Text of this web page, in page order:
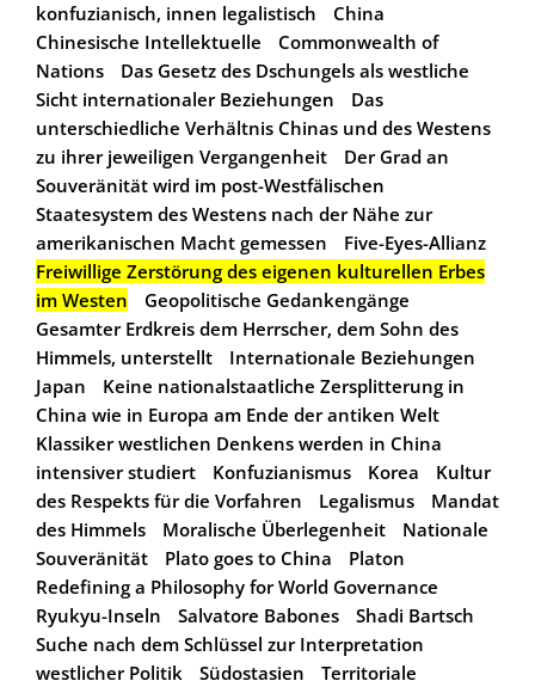
konfuzianisch, innen legalistisch
China
Chinesische Intellektuelle
Commonwealth of
Nations
Das Gesetz des Dschungels als westliche
Sicht internationaler Beziehungen
Das
unterschiedliche Verhältnis Chinas und des Westens
zu ihrer jeweiligen Vergangenheit
Der Grad an
Souveränität wird im post-Westfälischen
Staatesystem des Westens nach der Nähe zur
amerikanischen Macht gemessen
Five-Eyes-Allianz
Freiwillige Zerstörung des eigenen kulturellen Erbes
im Westen
Geopolitische Gedankengänge
Gesamter Erdkreis dem Herrscher, dem Sohn des
Himmels, unterstellt
Internationale Beziehungen
Japan
Keine nationalstaatliche Zersplitterung in
China wie in Europa am Ende der antiken Welt
Klassiker westlichen Denkens werden in China
intensiver studiert
Konfuzianismus Korea
Kultur
des Respekts für die Vorfahren
Legalismus
Mandat
des Himmels
Moralische Überlegenheit
Nationale
Souveränität
Plato goes to China
Platon
Redefining a Philosophy for World Governance
Ryukyu-Inseln
Salvatore Babones
Shadi Bartsch
Suche nach dem Schlüssel zur Interpretation
westlicher Politik
Südostasien
Territoriale